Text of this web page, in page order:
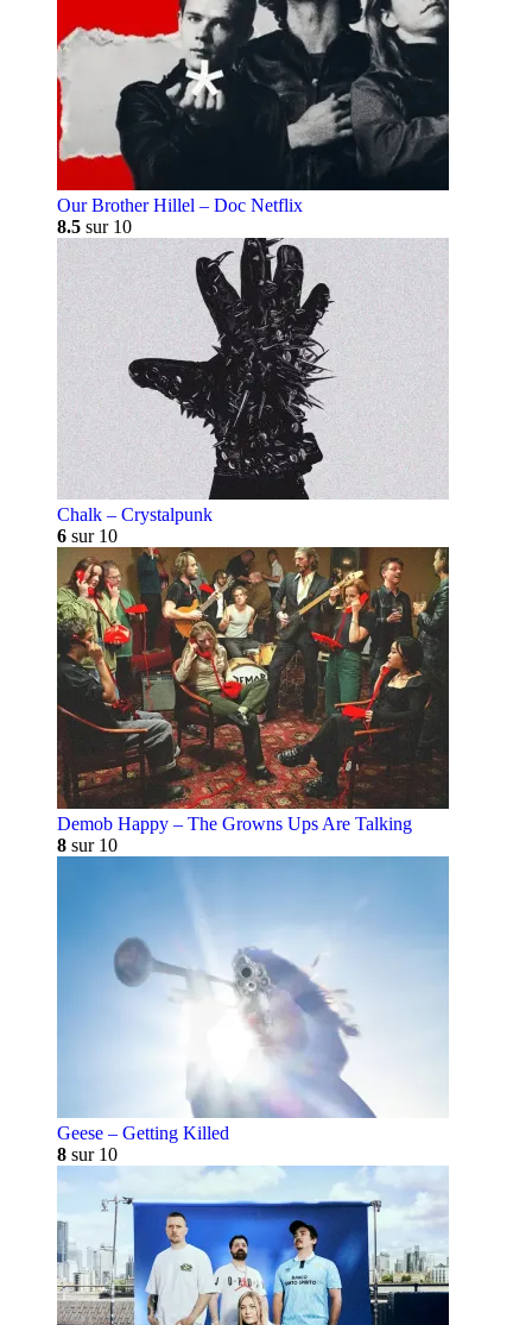
Our Brother Hillel – Doc Netflix
8.5 sur 10
Chalk – Crystalpunk
6 sur 10
Demob Happy – The Growns Ups Are Talking
8 sur 10
Geese – Getting Killed
8 sur 10